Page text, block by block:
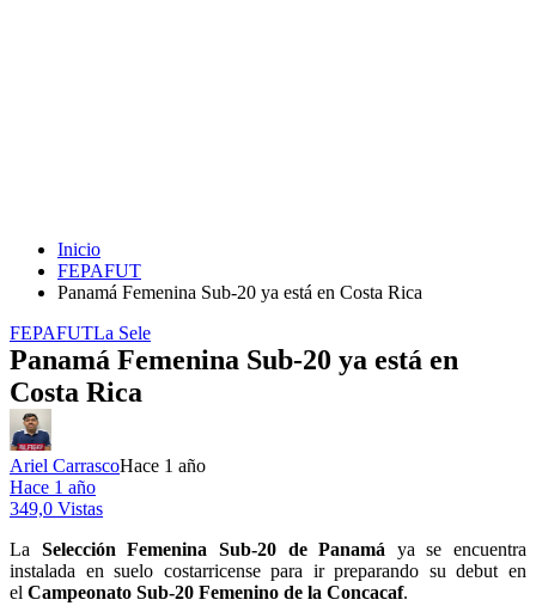
Inicio
FEPAFUT
Panamá Femenina Sub-20 ya está en Costa Rica
FEPAFUTLa Sele
Panamá Femenina Sub-20 ya está en
Costa Rica
Ariel CarrascoHace 1 año
Hace 1 año
349,0 Vistas
La Selección Femenina Sub-20 de Panamá ya se encuentra
instalada en suelo costarricense para ir preparando su debut en
el Campeonato Sub-20 Femenino de la Concacaf.